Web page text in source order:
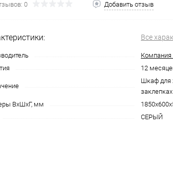
0 Добавить отзыв
Все
Компания
12
Шкаф для
заклепках
ВхШхГ, мм
СЕРЫЙ